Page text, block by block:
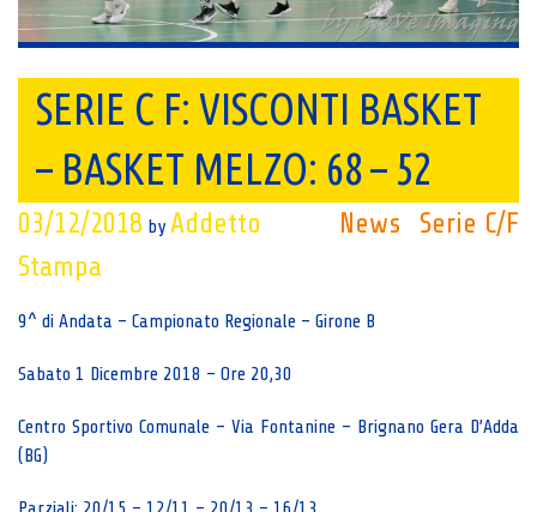
SERIE C F: VISCONTI BASKET
– BASKET MELZO: 68 – 52
News Serie C/F
03/12/2018 by Addetto
Stampa
9^ di Andata – Campionato Regionale – Girone B
Sabato 1 Dicembre 2018 – Ore 20,30
Centro Sportivo Comunale – Via Fontanine – Brignano Gera D’Adda
(BG)